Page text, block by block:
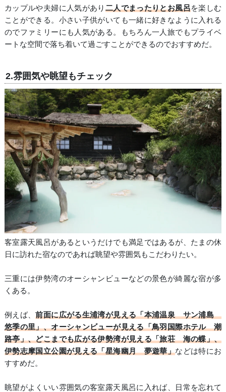
カップルや夫婦に人気があり 二人でまったりとお風呂を楽しむ
ことができる。小さい子供がいても一緒に好きなように入れる
のでファミリーにも人気がある。もちろん一人旅でもプライベ
ートな空間で落ち着いて過ごすことができるのでおすすめだ。
2.雰囲気や眺望もチェック
客室露天風呂があるというだけでも満足ではあるが、たまの休
日に訪れた宿なのであれば眺望や雰囲気もこだわりたい。
三重には伊勢湾のオーシャンビューなどの景色が綺麗な宿が多
くある。
例えば、前面に広がる生浦湾が見える「本浦温泉 サン浦島
悠季の里」、オーシャンビューが見える「鳥羽国際ホテル 潮
路亭」、どこまでも広がる伊勢湾が見える「旅荘 海の蝶」、
伊勢志摩国立公園が見える「星海幽月 夢遊華」などは特にお
すすめだ。
眺望がよくいい雰囲気の客室露天風呂に入れば、日常を忘れて